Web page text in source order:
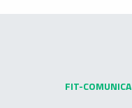
FIT-COMUNICA